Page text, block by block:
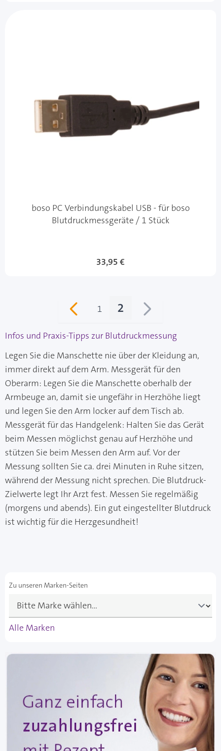
boso PC Verbindungskabel USB - für boso
Blutdruckmessgeräte / 1 Stück
33,95 €
Seite
1 Sie lesen gerade
2
Infos und Praxis-Tipps zur Blutdruckmessung
Legen Sie die Manschette nie über der Kleidung an,
immer direkt auf dem Arm. Messgerät für den
Oberarm: Legen Sie die Manschette oberhalb der
Armbeuge an, damit sie ungefähr in Herzhöhe liegt
und legen Sie den Arm locker auf dem Tisch ab.
Messgerät für das Handgelenk: Halten Sie das Gerät
beim Messen möglichst genau auf Herzhöhe und
stützen Sie beim Messen den Arm auf. Vor der
Messung sollten Sie ca. drei Minuten in Ruhe sitzen,
während der Messung nicht sprechen. Die Blutdruck-
Zielwerte legt Ihr Arzt fest. Messen Sie regelmäßig
(morgens und abends). Ein gut eingestellter Blutdruck
ist wichtig für die Herzgesundheit!
Zu unseren Marken-Seiten
Alle Marken